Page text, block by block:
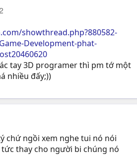
showthread.php?880582-
Development-phat-
tay 3D programer thì pm tớ một
nhiều đấy;))
chứ ngồi xem nghe tui nó nói
thay cho người bi chúng nó